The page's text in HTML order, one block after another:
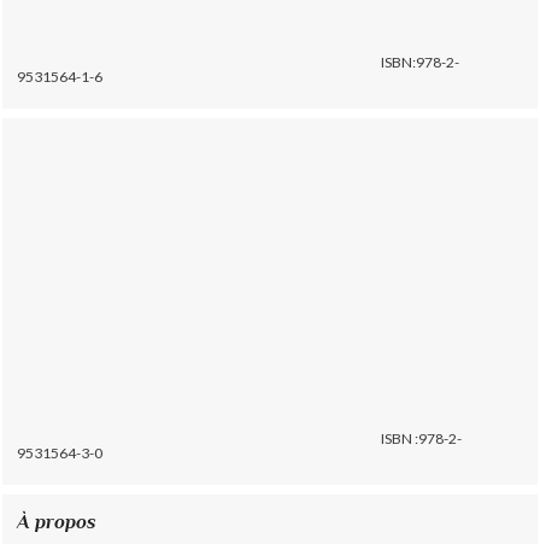
ISBN:978-2-
9531564-1-6
ISBN :978-2-
9531564-3-0
À propos